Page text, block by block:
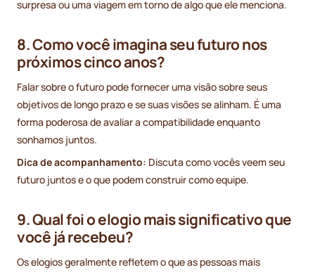
surpresa ou uma viagem em torno de algo que ele menciona.
8. Como você imagina seu futuro nos
próximos cinco anos?
Falar sobre o futuro pode fornecer uma visão sobre seus
objetivos de longo prazo e se suas visões se alinham. É uma
forma poderosa de avaliar a compatibilidade enquanto
sonhamos juntos.
Dica de acompanhamento: Discuta como vocês veem seu
futuro juntos e o que podem construir como equipe.
9. Qual foi o elogio mais significativo que
você já recebeu?
Os elogios geralmente refletem o que as pessoas mais